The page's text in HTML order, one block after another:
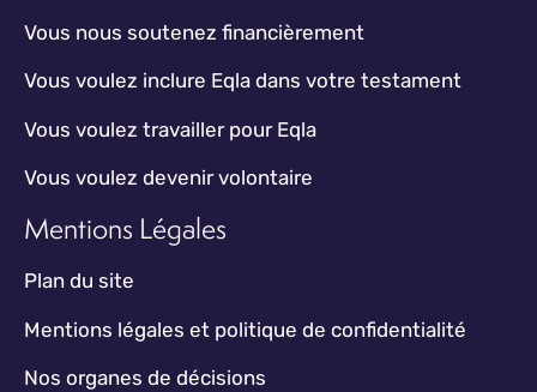
Vous nous soutenez financièrement
Vous voulez inclure Eqla dans votre testament
Vous voulez travailler pour Eqla
Vous voulez devenir volontaire
Mentions Légales
Plan du site
Mentions légales et politique de confidentialité
Nos organes de décisions